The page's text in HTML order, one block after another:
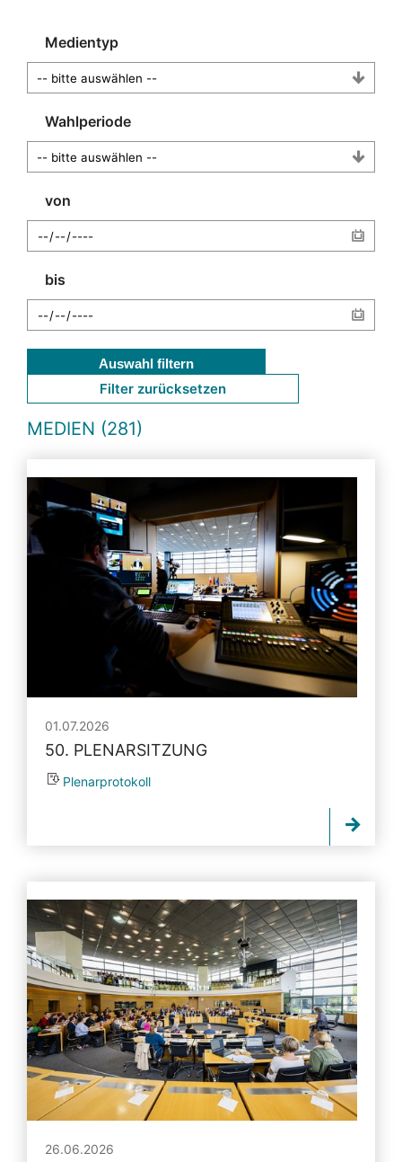
Medientyp
Wahlperiode
von
bis
Auswahl filtern
Filter zurücksetzen
MEDIEN (281)
01.07.2026
50. PLENARSITZUNG
Plenarprotokoll
26.06.2026